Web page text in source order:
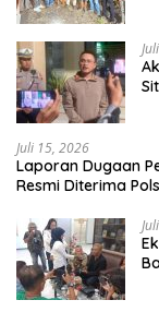
Juli 15, 2026
Laporan Dugaan
Resmi Diterima